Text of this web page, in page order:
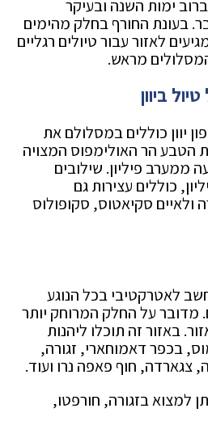
ימות השנה ובעיקר
בעונת החורף בחלק מהימים
לאזור עבור טיולים רגליים
מראש.
ביוון
יוון כוללים במסלולם את
הטבע הר האולימפוס המצויה
ממערב פיליון. שילובים
כוללים עצירות גם
סקיאטוס, סקופולוס
לאטרקטיבי בכל הנוגע
מדובר על החלק המרוחק יותר
באזור זה תוכלו ליהנות
בכפר דאמוחארי, זגורה,
צגארדה, חוף פאפה נרו ועוד.
למצוא בזגורה, חורפטו,